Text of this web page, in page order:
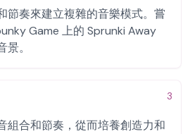
節奏來建立複雜的音樂模式。嘗
Game 上的 Sprunki Away
。
3
組合和節奏，從而培養創造力和